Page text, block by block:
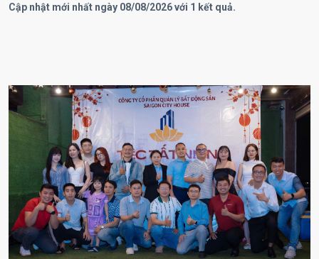
Cập nhật mới nhất ngày 08/08/2026 với 1 kết quả.